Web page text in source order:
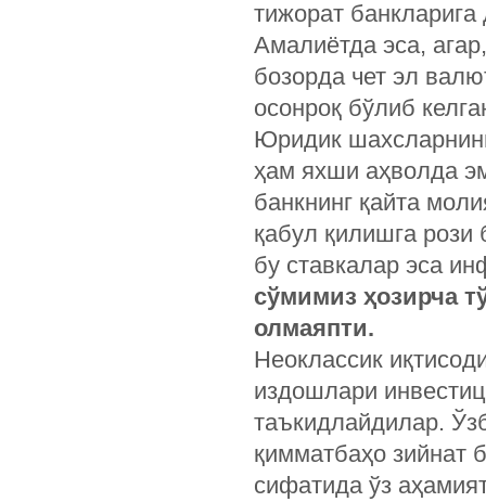
тижорат
Амалиётда эса,
бозорда чет эл
осонроқ бўлиб
Юридик
ҳам яхши аҳволда
банкнинг қайта
қабул қилишга
бу ставкалар эса
сўмимиз ҳозирча
олмаяпти.
Неоклассик
издошлари
таъкидлайдилар.
қимматбаҳо зийнат
сифатида ўз